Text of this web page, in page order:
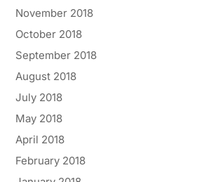
November 2018
October 2018
September 2018
August 2018
July 2018
May 2018
April 2018
February 2018